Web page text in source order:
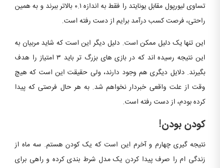
تساوی لیورپول مقابل یونایتد را فقط به اندازه ۰.۱ بالاتر ببرند و به همین
راحتی، فرصت کسب درآمد برایم از دست رفته است.
این تنها یک دلیل ممکن است. دلیل دیگر این است که شاید مربیان به
این نتیجه رسیده اند که در بازی های بزرگ تر باید ۳ امتیاز را هدف
بگیرند. دلایل دیگری هم وجود دارند، ولی حقیقت این است که هیچ
وقت از علت واقعی خبردار نخواهم شد. به هر حال فرصتی که پیدا
کرده بودم، از دست رفته است.
کودن بودن!
نتیجه گیری چهارم و آخرم این است که یک کودن هستم. سه ماه از
زندگی ام را صرف پیدا کردن یک مدل شرط بندی کرده و راهی برای